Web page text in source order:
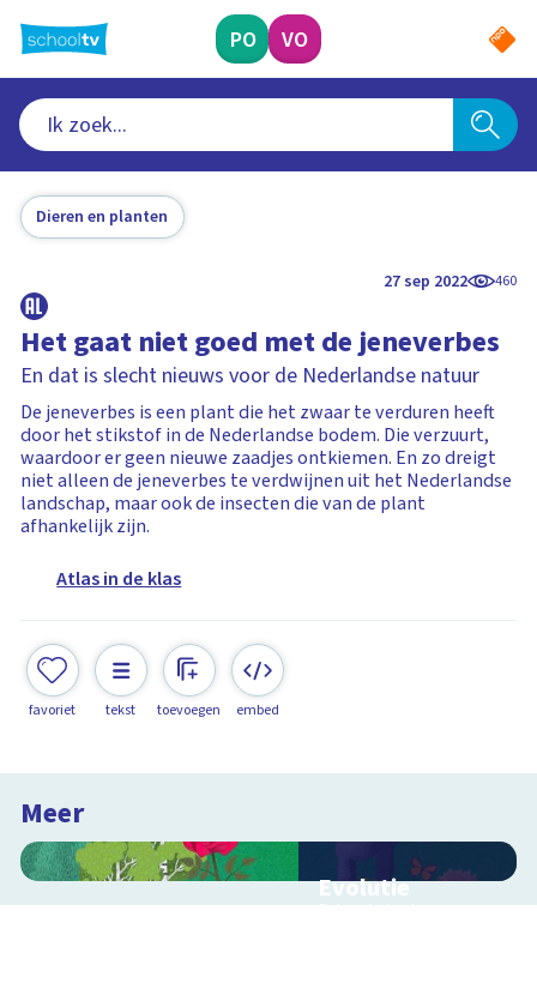
naar
hoofdinhoud
PO VO
Dieren en planten
27 sep 2022 460
Het gaat niet goed met de jeneverbes
En dat is slecht nieuws voor de Nederlandse natuur
De jeneverbes is een plant die het zwaar te verduren heeft
door het stikstof in de Nederlandse bodem. Die verzuurt,
waardoor er geen nieuwe zaadjes ontkiemen. En zo dreigt
niet alleen de jeneverbes te verdwijnen uit het Nederlandse
landschap, maar ook de insecten die van de plant
afhankelijk zijn.
Atlas in de klas
favoriet tekst toevoegen embed
Meer
Evolutie
Schoolplaat over